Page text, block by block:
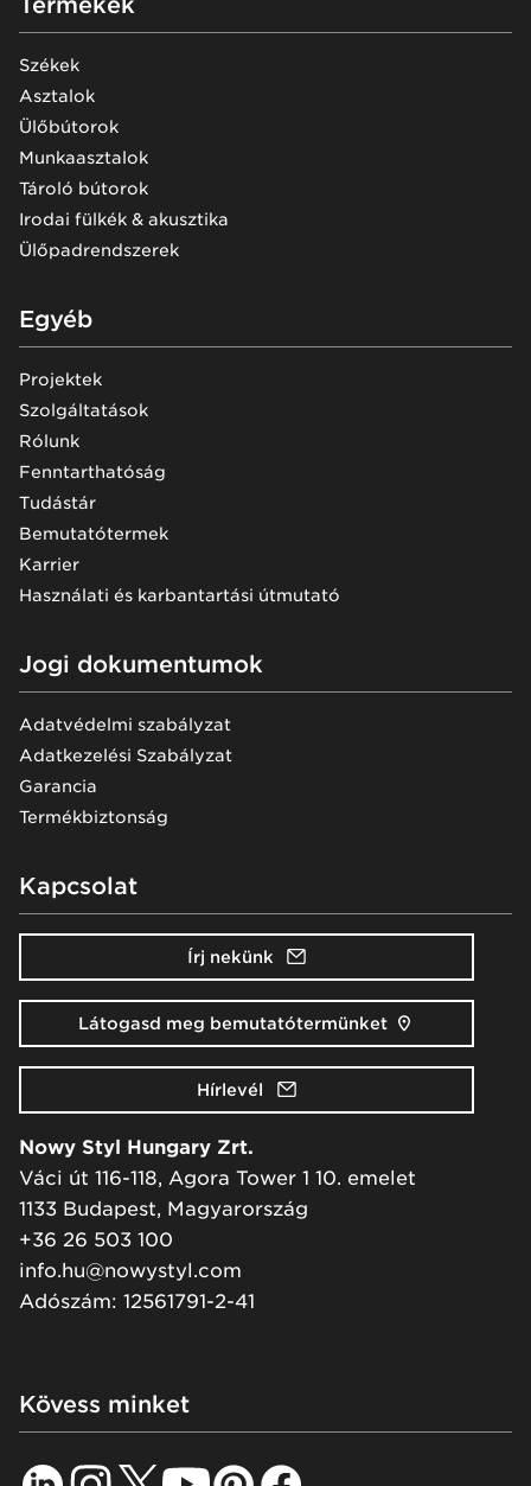
Footer
Székek
Asztalok
Ülőbútorok
Munkaasztalok
Tároló bútorok
Irodai fülkék & akusztika
Ülőpadrendszerek
Egyéb
Projektek
Szolgáltatások
Rólunk
Fenntarthatóság
Tudástár
Bemutatótermek
Karrier
Használati és karbantartási útmutató
Jogi dokumentumok
Adatvédelmi szabályzat
Adatkezelési Szabályzat
Garancia
Termékbiztonság
Kapcsolat
Írj nekünk
Látogasd meg bemutatótermünket
Hírlevél
Nowy Styl Hungary Zrt.
Váci út 116-118, Agora Tower 1 10. emelet
1133 Budapest, Magyarország
+36 26 503 100
info.hu@nowystyl.com
Adószám: 12561791-2-41
Kövess minket